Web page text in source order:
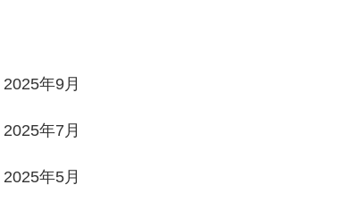
2025年9月
2025年7月
2025年5月